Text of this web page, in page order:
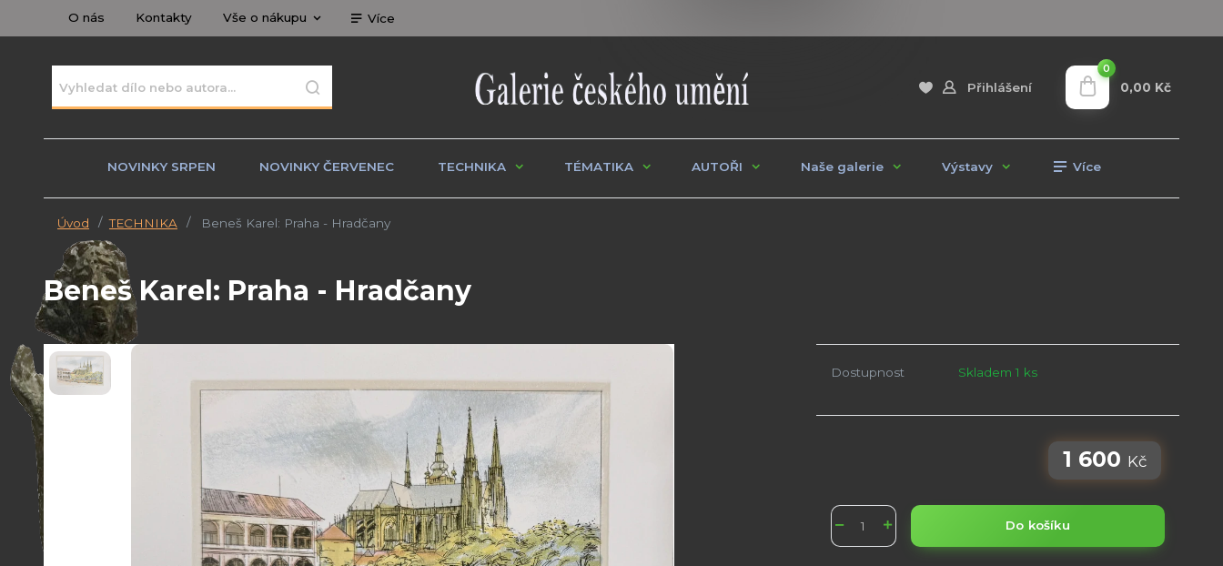
O nás Kontakty Vše o nákupu Více
Přihlášení
0
0,00 Kč
NOVINKY SRPEN NOVINKY ČERVENEC TECHNIKA TÉMATIKA AUTOŘI Naše galerie Výstavy Více
Úvod TECHNIKA Beneš Karel: Praha - Hradčany
Beneš Karel: Praha - Hradčany
Dostupnost Skladem 1 ks
1 600 Kč
Do košíku